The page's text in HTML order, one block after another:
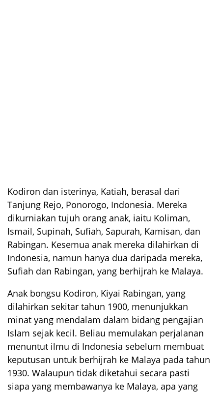
Kodiron dan isterinya, Katiah, berasal dari
Tanjung Rejo, Ponorogo, Indonesia. Mereka
dikurniakan tujuh orang anak, iaitu Koliman,
Ismail, Supinah, Sufiah, Sapurah, Kamisan, dan
Rabingan. Kesemua anak mereka dilahirkan di
Indonesia, namun hanya dua daripada mereka,
Sufiah dan Rabingan, yang berhijrah ke Malaya.
Anak bongsu Kodiron, Kiyai Rabingan, yang
dilahirkan sekitar tahun 1900, menunjukkan
minat yang mendalam dalam bidang pengajian
Islam sejak kecil. Beliau memulakan perjalanan
menuntut ilmu di Indonesia sebelum membuat
keputusan untuk berhijrah ke Malaya pada tahun
1930. Walaupun tidak diketahui secara pasti
siapa yang membawanya ke Malaya, apa yang